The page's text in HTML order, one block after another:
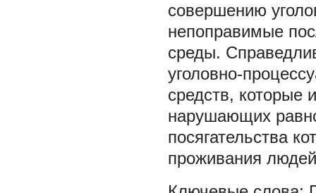
совершению
непоправимые
среды.
уголовно-
средств, которые
нарушающих
посягательства
проживания